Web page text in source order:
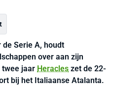
Serie A, houdt
over aan zijn
twee jaar Heracles zet de 22-
bij het Italiaanse Atalanta.